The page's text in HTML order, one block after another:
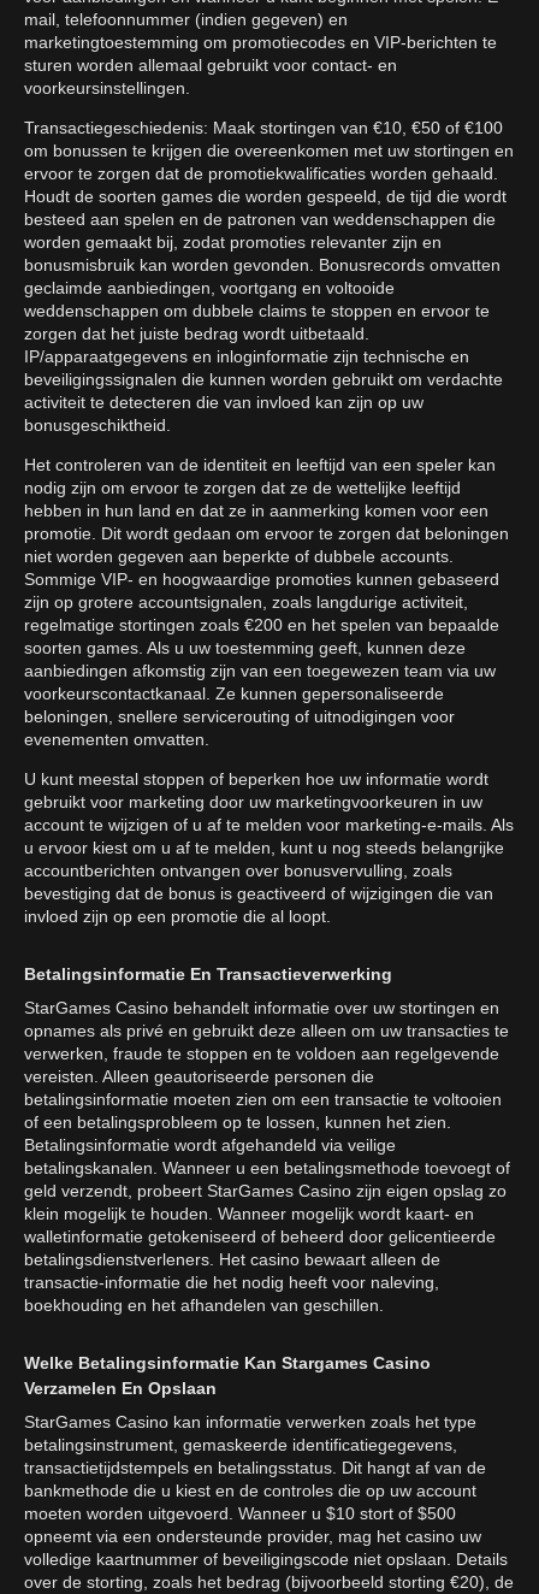
mail, telefoonnummer (indien gegeven) en
marketingtoestemming om promotiecodes en VIP-berichten te
sturen worden allemaal gebruikt voor contact- en
voorkeursinstellingen.
Transactiegeschiedenis: Maak stortingen van €10, €50 of €100
om bonussen te krijgen die overeenkomen met uw stortingen en
ervoor te zorgen dat de promotiekwalificaties worden gehaald.
Houdt de soorten games die worden gespeeld, de tijd die wordt
besteed aan spelen en de patronen van weddenschappen die
worden gemaakt bij, zodat promoties relevanter zijn en
bonusmisbruik kan worden gevonden. Bonusrecords omvatten
geclaimde aanbiedingen, voortgang en voltooide
weddenschappen om dubbele claims te stoppen en ervoor te
zorgen dat het juiste bedrag wordt uitbetaald.
IP/apparaatgegevens en inloginformatie zijn technische en
beveiligingssignalen die kunnen worden gebruikt om verdachte
activiteit te detecteren die van invloed kan zijn op uw
bonusgeschiktheid.
Het controleren van de identiteit en leeftijd van een speler kan
nodig zijn om ervoor te zorgen dat ze de wettelijke leeftijd
hebben in hun land en dat ze in aanmerking komen voor een
promotie. Dit wordt gedaan om ervoor te zorgen dat beloningen
niet worden gegeven aan beperkte of dubbele accounts.
Sommige VIP- en hoogwaardige promoties kunnen gebaseerd
zijn op grotere accountsignalen, zoals langdurige activiteit,
regelmatige stortingen zoals €200 en het spelen van bepaalde
soorten games. Als u uw toestemming geeft, kunnen deze
aanbiedingen afkomstig zijn van een toegewezen team via uw
voorkeurscontactkanaal. Ze kunnen gepersonaliseerde
beloningen, snellere servicerouting of uitnodigingen voor
evenementen omvatten.
U kunt meestal stoppen of beperken hoe uw informatie wordt
gebruikt voor marketing door uw marketingvoorkeuren in uw
account te wijzigen of u af te melden voor marketing-e-mails. Als
u ervoor kiest om u af te melden, kunt u nog steeds belangrijke
accountberichten ontvangen over bonusvervulling, zoals
bevestiging dat de bonus is geactiveerd of wijzigingen die van
invloed zijn op een promotie die al loopt.
Betalingsinformatie En Transactieverwerking
StarGames Casino behandelt informatie over uw stortingen en
opnames als privé en gebruikt deze alleen om uw transacties te
verwerken, fraude te stoppen en te voldoen aan regelgevende
vereisten. Alleen geautoriseerde personen die
betalingsinformatie moeten zien om een transactie te voltooien
of een betalingsprobleem op te lossen, kunnen het zien.
Betalingsinformatie wordt afgehandeld via veilige
betalingskanalen. Wanneer u een betalingsmethode toevoegt of
geld verzendt, probeert StarGames Casino zijn eigen opslag zo
klein mogelijk te houden. Wanneer mogelijk wordt kaart- en
walletinformatie getokeniseerd of beheerd door gelicentieerde
betalingsdienstverleners. Het casino bewaart alleen de
transactie-informatie die het nodig heeft voor naleving,
boekhouding en het afhandelen van geschillen.
Welke Betalingsinformatie Kan Stargames Casino
Verzamelen En Opslaan
StarGames Casino kan informatie verwerken zoals het type
betalingsinstrument, gemaskeerde identificatiegegevens,
transactietijdstempels en betalingsstatus. Dit hangt af van de
bankmethode die u kiest en de controles die op uw account
moeten worden uitgevoerd. Wanneer u $10 stort of $500
opneemt via een ondersteunde provider, mag het casino uw
volledige kaartnummer of beveiligingscode niet opslaan. Details
over de storting, zoals het bedrag (bijvoorbeeld storting €20), de